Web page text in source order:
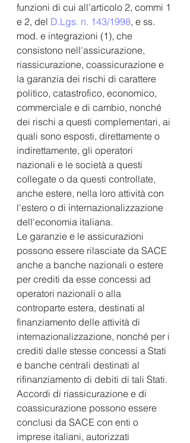
funzioni di cui all’articolo 2, commi 1
e 2, del D.Lgs. n. 143/1998, e ss.
mod. e integrazioni (1), che
consistono nell'assicurazione,
riassicurazione, coassicurazione e
la garanzia dei rischi di carattere
politico, catastrofico, economico,
commerciale e di cambio, nonché
dei rischi a questi complementari, ai
quali sono esposti, direttamente o
indirettamente, gli operatori
nazionali e le società a questi
collegate o da questi controllate,
anche estere, nella loro attività con
l'estero o di internazionalizzazione
dell'economia italiana.
Le garanzie e le assicurazioni
possono essere rilasciate da SACE
anche a banche nazionali o estere
per crediti da esse concessi ad
operatori nazionali o alla
controparte estera, destinati al
finanziamento delle attività di
internazionalizzazione, nonché per i
crediti dalle stesse concessi a Stati
e banche centrali destinati al
rifinanziamento di debiti di tali Stati.
Accordi di riassicurazione e di
coassicurazione possono essere
conclusi da SACE con enti o
imprese italiani, autorizzati